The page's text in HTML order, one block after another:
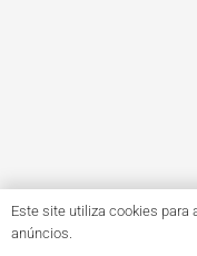
Este site utiliza cookies para
anúncios.